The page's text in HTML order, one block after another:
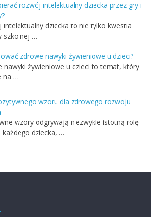
rozwój intelektualny dziecka przez gry i
intelektualny dziecka to nie tylko kwestia
szkolnej …
zdrowe nawyki żywieniowe u dzieci?
nawyki żywieniowe u dzieci to temat, który
na …
wzoru dla zdrowego rozwoju
wzory odgrywają niezwykle istotną rolę
każdego dziecka, …